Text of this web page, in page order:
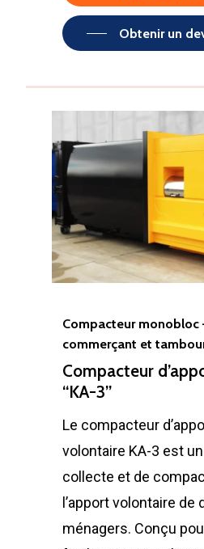
Obtenir un
Compacteur monobloc
commerçant et
Compacteur
“KA-3”
Le compacteur
volontaire KA-3 est
collecte et de
l’apport volontaire de
ménagers. Conçu